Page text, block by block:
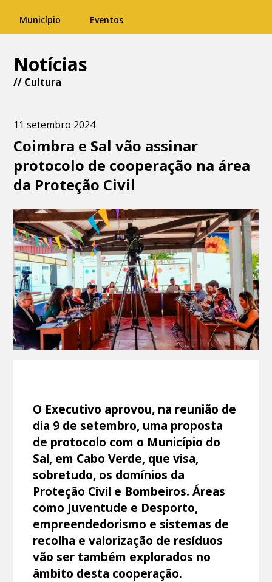
Município Eventos
Notícias
// Cultura
11 setembro 2024
Coimbra e Sal vão assinar
protocolo de cooperação na área
da Proteção Civil
O Executivo aprovou, na reunião de
dia 9 de setembro, uma proposta
de protocolo com o Município do
Sal, em Cabo Verde, que visa,
sobretudo, os domínios da
Proteção Civil e Bombeiros. Áreas
como Juventude e Desporto,
empreendedorismo e sistemas de
recolha e valorização de resíduos
vão ser também explorados no
âmbito desta cooperação.